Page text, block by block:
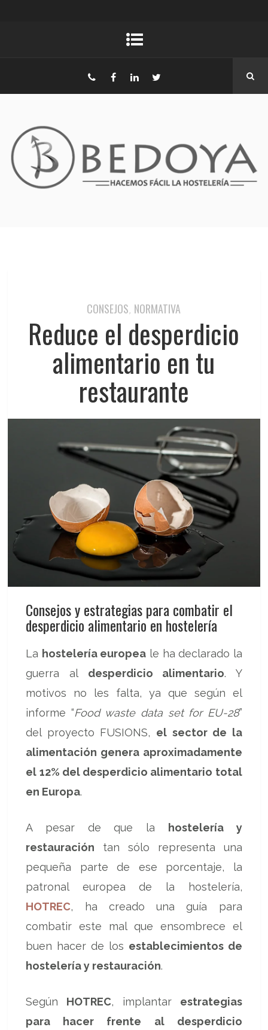
CONSEJOS, NORMATIVA
Reduce el desperdicio
alimentario en tu
restaurante
Consejos y estrategias para combatir el
desperdicio alimentario en hostelería
La hostelería europea le ha declarado la
guerra al desperdicio alimentario. Y
motivos no les falta, ya que según el
informe “Food waste data set for EU-28”
del proyecto FUSIONS, el sector de la
alimentación genera aproximadamente
el 12% del desperdicio alimentario total
en Europa.
A pesar de que la
hostelería y
restauración tan sólo representa una
pequeña parte de ese porcentaje, la
patronal europea de la hostelería,
HOTREC, ha creado una guía para
combatir este mal que ensombrece el
buen hacer de los establecimientos de
hostelería y restauración.
Según HOTREC, implantar estrategias
para hacer frente al desperdicio